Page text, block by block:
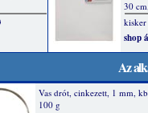
Az
Vas drót, cinkezett, 1 mm,
100 g